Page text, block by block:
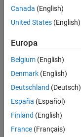
Industry Marketing
Ordenar por
Guardar
empleos
seleccionados
No se
han
traducido
todos
los
Canada (English)
United States (English)
Europa
Belgium (English)
Denmark (English)
Deutschland (Deutsch)
España (Español)
Finland (English)
France (Français)